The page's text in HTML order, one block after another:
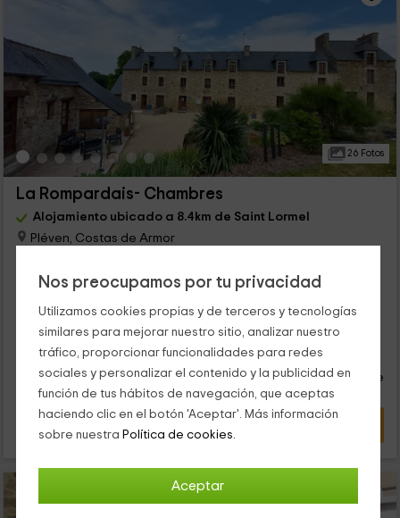
Nos preocupamos por tu privacidad
Utilizamos cookies propias y de terceros y tecnologías
similares para mejorar nuestro sitio, analizar nuestro
tráfico, proporcionar funcionalidades para redes
sociales y personalizar el contenido y la publicidad en
función de tus hábitos de navegación, que aceptas
haciendo clic en el botón 'Aceptar'. Más información
sobre nuestra Política de cookies.
Aceptar
26 Fotos
La Rompardais- Chambres
Alojamiento ubicado a 8.4km de Saint Lormel
Pléven, Costas de Armor
Por habitaciones
4 habitaciones
11 personas
4 baños
Contacto directo
Cancelación 30 días antes
36
persona y noche
VER OFERTA